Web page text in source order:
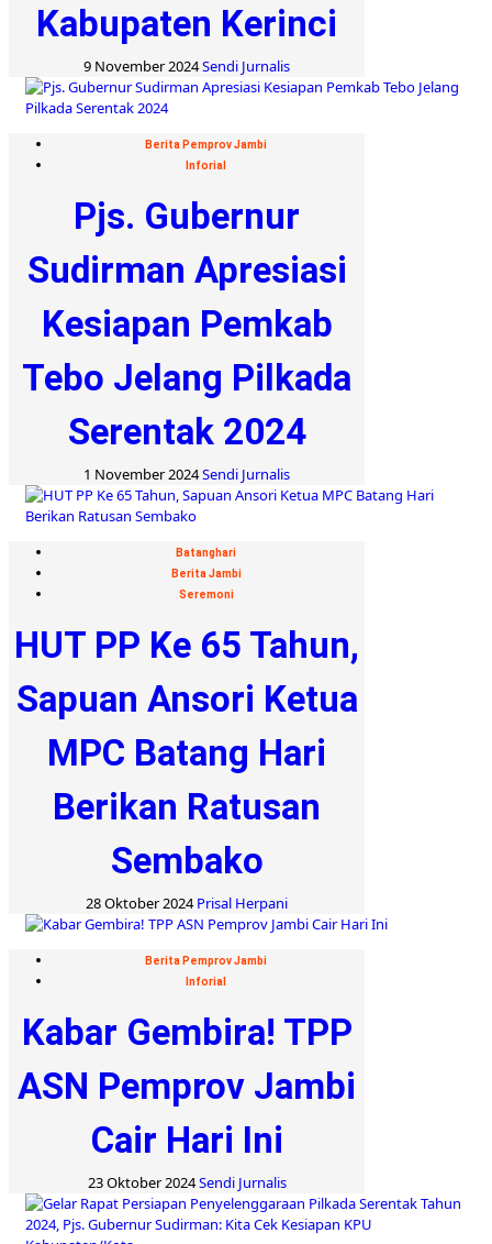
Kabupaten Kerinci
9 November 2024Sendi Jurnalis
Berita Pemprov Jambi
Inforial
Pjs. Gubernur
Sudirman Apresiasi
Kesiapan Pemkab
Tebo Jelang Pilkada
Serentak 2024
1 November 2024Sendi Jurnalis
Batanghari
Berita Jambi
Seremoni
HUT PP Ke 65 Tahun,
Sapuan Ansori Ketua
MPC Batang Hari
Berikan Ratusan
Sembako
28 Oktober 2024Prisal Herpani
Berita Pemprov Jambi
Inforial
Kabar Gembira! TPP
ASN Pemprov Jambi
Cair Hari Ini
23 Oktober 2024Sendi Jurnalis